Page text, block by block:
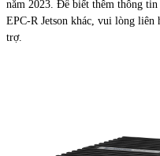
năm 2023. Để biết thêm thông
EPC-R Jetson khác, vui lòng liên
trợ.